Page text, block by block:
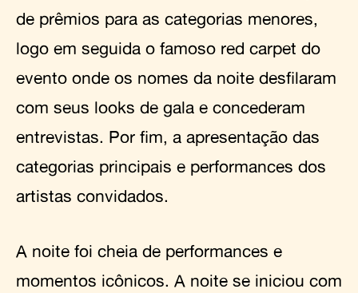
de prêmios para as categorias menores,
logo em seguida o famoso red carpet do
evento onde os nomes da noite desfilaram
com seus looks de gala e concederam
entrevistas. Por fim, a apresentação das
categorias principais e performances dos
artistas convidados.
A noite foi cheia de performances e
momentos icônicos. A noite se iniciou com